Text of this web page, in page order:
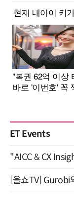
ET Events
"AICC & CX